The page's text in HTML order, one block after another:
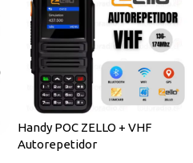
Handy POC ZELLO + VHF
Autorepetidor